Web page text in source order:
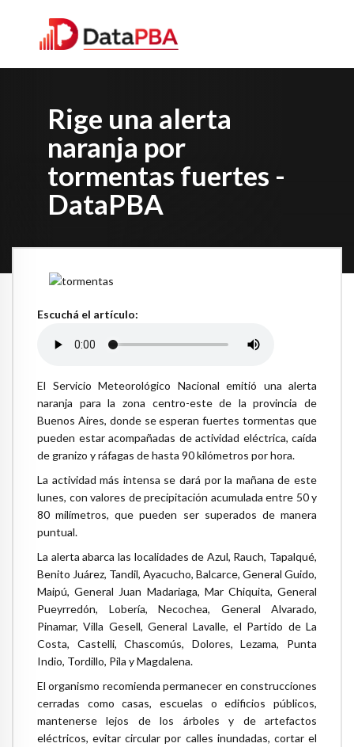
Rige una alerta
naranja por
tormentas fuertes -
DataPBA
Escuchá el artículo:
El Servicio Meteorológico Nacional emitió una alerta
naranja para la zona centro-este de la provincia de
Buenos Aires, donde se esperan fuertes tormentas que
pueden estar acompañadas de actividad eléctrica, caída
de granizo y ráfagas de hasta 90 kilómetros por hora.
La actividad más intensa se dará por la mañana de este
lunes, con valores de precipitación acumulada entre 50 y
80 milímetros, que pueden ser superados de manera
puntual.
La alerta abarca las localidades de Azul, Rauch, Tapalqué,
Benito Juárez, Tandil, Ayacucho, Balcarce, General Guido,
Maipú, General Juan Madariaga, Mar Chiquita, General
Pueyrredón, Lobería, Necochea, General Alvarado,
Pinamar, Villa Gesell, General Lavalle, el Partido de La
Costa, Castelli, Chascomús, Dolores, Lezama, Punta
Indio, Tordillo, Pila y Magdalena.
El organismo recomienda permanecer en construcciones
cerradas como casas, escuelas o edificios públicos,
mantenerse lejos de los árboles y de artefactos
eléctricos, evitar circular por calles inundadas, cortar el